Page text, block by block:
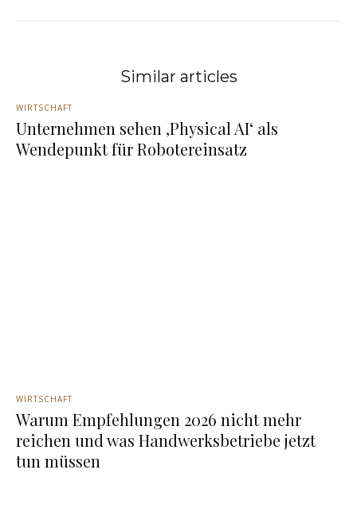
Similar articles
WIRTSCHAFT
Unternehmen sehen ‚Physical AI‘ als
Wendepunkt für Robotereinsatz
WIRTSCHAFT
Warum Empfehlungen 2026 nicht mehr
reichen und was Handwerksbetriebe jetzt
tun müssen